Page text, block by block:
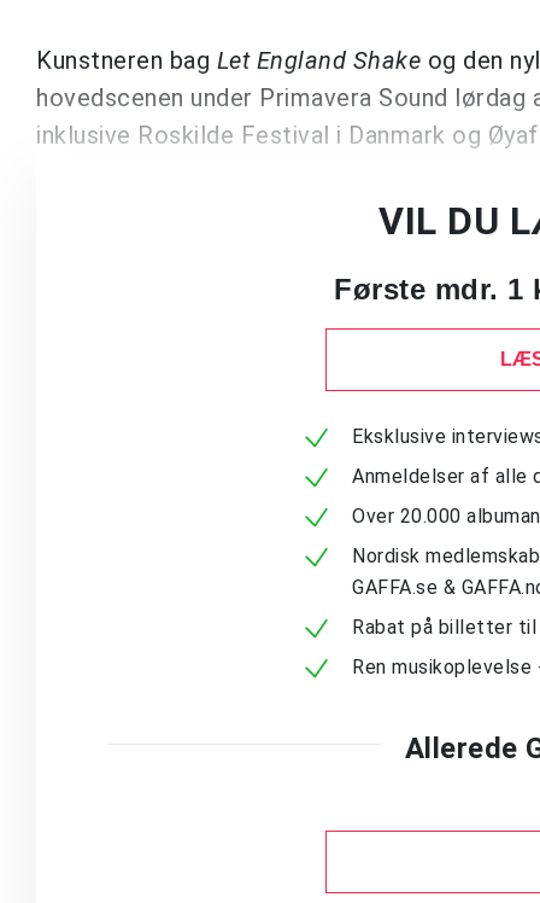
Kunstneren bag Let England Shake og den
hovedscenen under Primavera Sound
inklusive Roskilde Festival i Danmark og
VIL DU
Første mdr.
Eksklusive
Anmeldelser af alle
Over 20.000
Nordisk
GAFFA.se &
Rabat på billetter
Ren
Allerede